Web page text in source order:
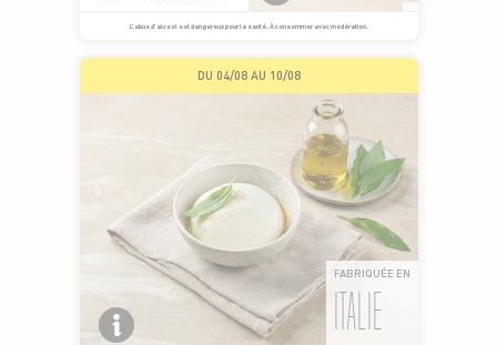
L’abus d’alcool est dangereux pour la santé. À consommer avec modération.
DU 04/08 AU 10/08
FABRIQUÉE EN
ITALIE